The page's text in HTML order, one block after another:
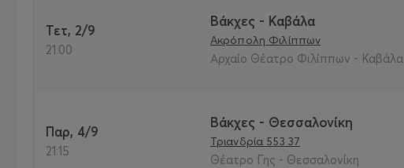
Τετ, 2/9
21:00
Βάκχες - Καβάλα
Ακρόπολη Φιλίππων
Αρχαίο Θέατρο Φιλίππων - Καβάλα
Παρ, 4/9
21:15
Βάκχες - Θεσσαλονίκη
Τριανδρία 553 37
Θέατρο Γης - Θεσσαλονίκη